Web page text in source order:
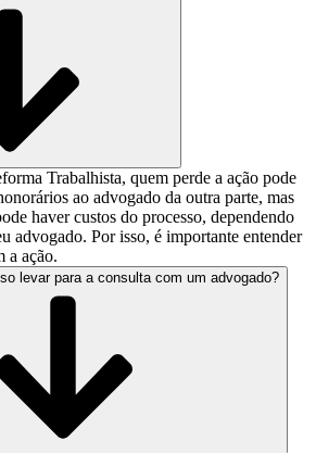
Trabalhista, quem perde a ação pode
ao advogado da outra parte, mas
haver custos do processo, dependendo
advogado. Por isso, é importante entender
a ação.
levar para a consulta com um advogado?